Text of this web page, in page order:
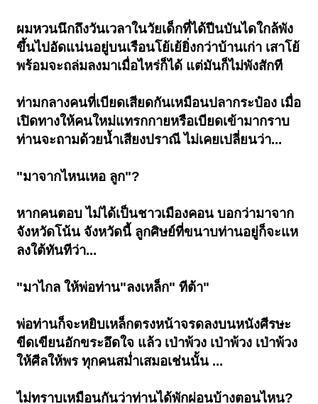
ผมหวนนึกถึงวันเวลาในวัยเด็กที่ได้ปีนบันไดใกล้พัง
ขึ้นไปอัดแน่นอยู่บนเรือนโย้เย้ยิ่งกว่าบ้านเก่า เสาโย้
พร้อมจะถล่มลงมาเมื่อไหร่ก็ได้ แต่มันก็ไม่พังสักที
ท่ามกลางคนที่เบียดเสียดกันเหมือนปลากระป๋อง เมื่อ
เปิดทางให้คนใหม่แทรกกายหรือเบียดเข้ามากราบ
ท่านจะถามด้วยน้ำเสียงปราณี ไม่เคยเปลี่ยนว่า...
"มาจากไหนเหอ ลูก"?
หากคนตอบ ไม่ได้เป็นชาวเมืองคอน บอกว่ามาจาก
จังหวัดโน้น จังหวัดนี้ ลูกศิษย์ที่ขนาบท่านอยู่ก็จะแห
ลงใต้ทันทีว่า...
"มาไกล ให้พ่อท่าน"ลงเหล็ก" ทีต้า"
พ่อท่านก็จะหยิบเหล็กตรงหน้าจรดลงบนหนังศีรษะ
ขีดเขียนอักขระอึดใจ แล้ว เป่าพ้วง เป่าพ้วง เป่าพ้วง
ให้ศีลให้พร ทุกคนสม่ำเสมอเช่นนั้น ...
ไม่ทราบเหมือนกันว่าท่านได้พักผ่อนบ้างตอนไหน?